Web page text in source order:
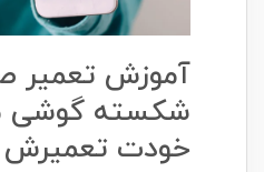
آموزش تعمیر
شکسته گوشی
خودت